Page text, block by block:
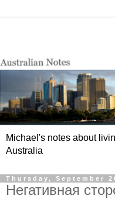
Michael's notes about
Australia
Thursday, September
Негативная